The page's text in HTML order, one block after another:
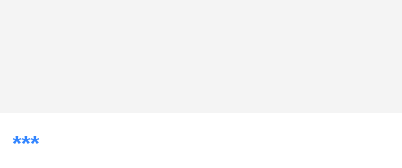
***